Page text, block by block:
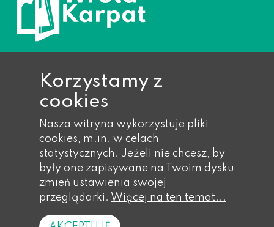
Ropa 733, 38-312 Ropa
Telefon: 018 353 40 14,
018 353 40 17,
018 353 41 wew. 21
Faks: 018 353 41 wew. 55
Email: gmina@eu-ropa.pl
Korzystamy z
cookies
Nasza witryna wykorzystuje pliki
cookies, m.in. w celach
statystycznych. Jeżeli nie chcesz, by
były one zapisywane na Twoim dysku
zmień ustawienia swojej
przeglądarki. Więcej na ten temat...